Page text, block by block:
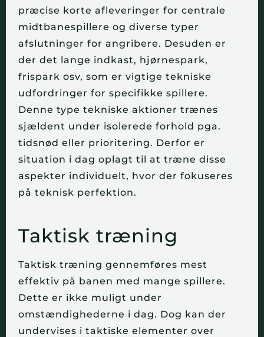
præcise korte afleveringer for centrale
midtbanespillere og diverse typer
afslutninger for angribere. Desuden er
der det lange indkast, hjørnespark,
frispark osv, som er vigtige tekniske
udfordringer for specifikke spillere.
Denne type tekniske aktioner trænes
sjældent under isolerede forhold pga.
tidsnød eller prioritering. Derfor er
situation i dag oplagt til at træne disse
aspekter individuelt, hvor der fokuseres
på teknisk perfektion.
Taktisk træning
Taktisk træning gennemføres mest
effektiv på banen med mange spillere.
Dette er ikke muligt under
omstændighederne i dag. Dog kan der
undervises i taktiske elementer over